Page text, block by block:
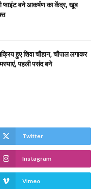
प्वाइंट बने आकर्षण का केंद्र, खूब
हुए शिवा चौहान, चौपाल लगाकर
पहली पसंद बने
Twitter
Instagram
Vimeo